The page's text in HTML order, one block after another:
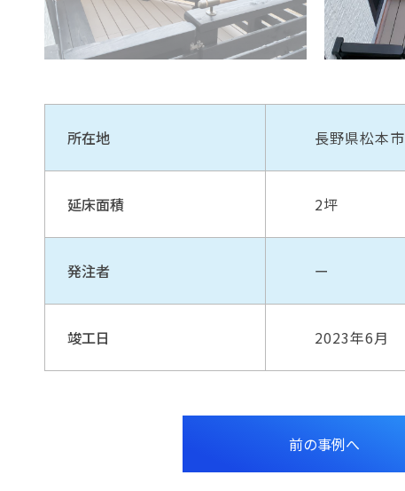
所在地 長野県松本市
延床面積 2坪
発注者 ー
竣工日 2023年6月
前の事例へ